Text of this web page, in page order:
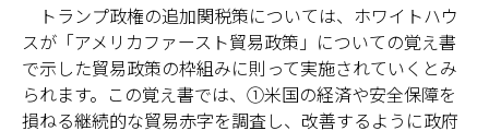
トランプ政権の追加関税策については、ホワイトハウ
スが「アメリカファースト貿易政策」についての覚え書
で示した貿易政策の枠組みに則って実施されていくとみ
られます。この覚え書では、①米国の経済や安全保障を
損ねる継続的な貿易赤字を調査し、改善するように政府